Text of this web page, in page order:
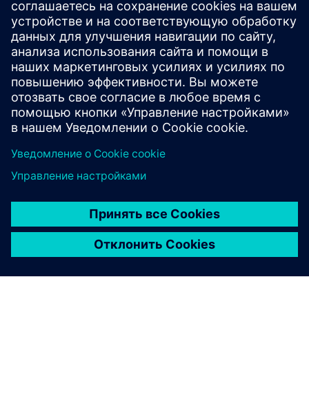
SIEM как услуга
Лист продукта
SIEM как услуга (SiemaaS)